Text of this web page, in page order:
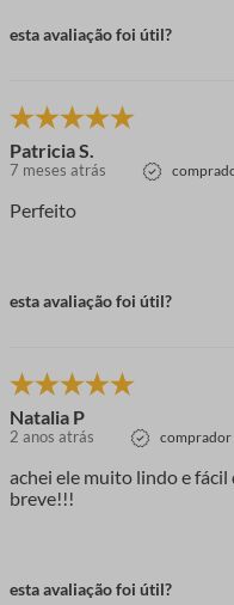
esta avaliação foi útil?
Patricia S.
7 meses atrás
Perfeito
esta avaliação foi útil?
Natalia P
2 anos atrás comprador
achei ele muito lindo e
breve!!!
esta avaliação foi útil?